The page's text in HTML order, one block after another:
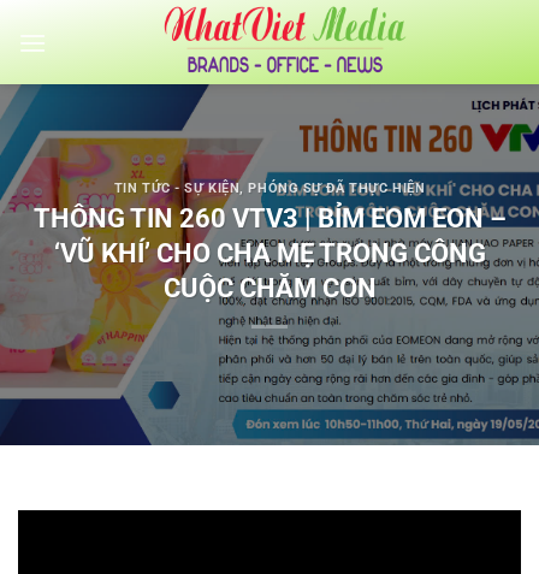
qua
dung
TIN TỨC - SỰ KIỆN,PHÓNG SỰ ĐÃ THỰC HIỆN
THÔNG TIN 260 VTV3 | BỈM EOM EON –
‘VŨ KHÍ’ CHO CHA MẸ TRONG CÔNG
CUỘC CHĂM CON